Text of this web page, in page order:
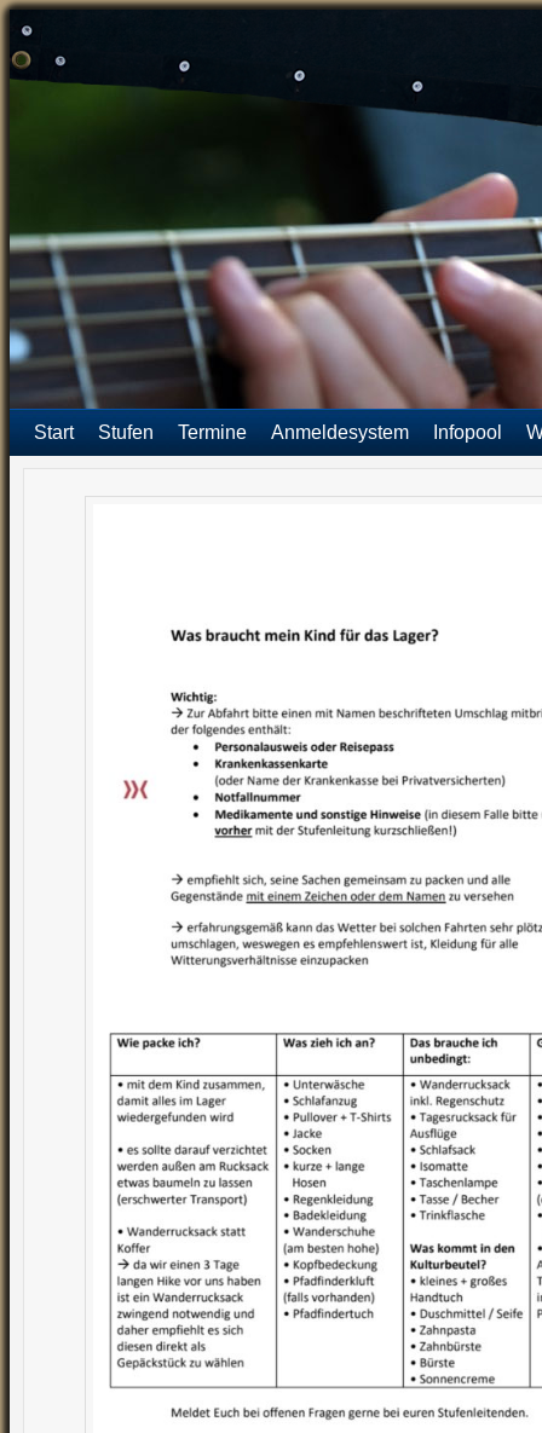
Start Stufen Termine Anmeldesystem Infopool